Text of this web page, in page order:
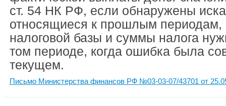
ст. 54 НК РФ, если обнаружены
относящиеся к прошлым периодам,
налоговой базы и суммы налога
том периоде, когда ошибка была
текущем.
Письмо Министерства финансов РФ №03-03-07/43701 от